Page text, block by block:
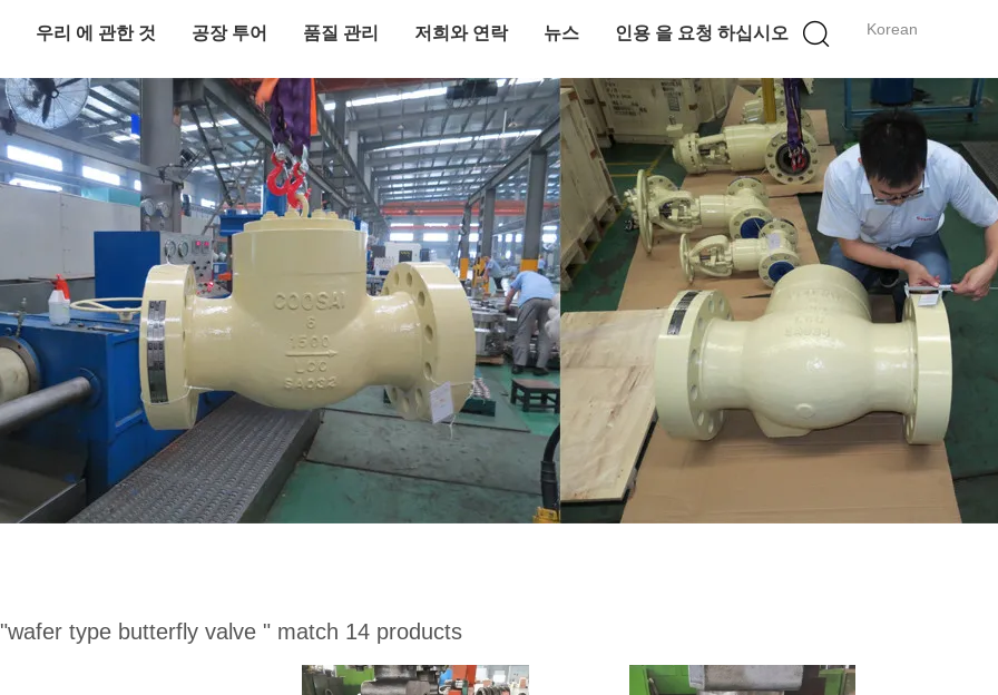
Korean
우리 에 관한 것 공장 투어 품질 관리 저희와 연락 뉴스 인용 을 요청 하십시오
"wafer type butterfly valve " match 14 products